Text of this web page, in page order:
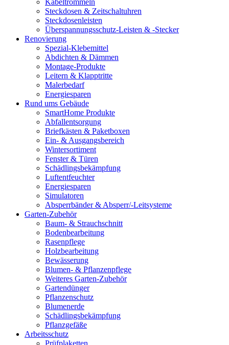
Kabeltrommeln
Steckdosen & Zeitschaltuhren
Steckdosenleisten
Überspannungsschutz-Leisten & -Stecker
Renovierung
Spezial-Klebemittel
Abdichten & Dämmen
Montage-Produkte
Leitern & Klapptritte
Malerbedarf
Energiesparen
Rund ums Gebäude
SmartHome Produkte
Abfallentsorgung
Briefkästen & Paketboxen
Ein- & Ausgangsbereich
Wintersortiment
Fenster & Türen
Schädlingsbekämpfung
Luftentfeuchter
Energiesparen
Simulatoren
Absperrbänder & Absperr/-Leitsysteme
Garten-Zubehör
Baum- & Strauchschnitt
Bodenbearbeitung
Rasenpflege
Holzbearbeitung
Bewässerung
Blumen- & Pflanzenpflege
Weiteres Garten-Zubehör
Gartendünger
Pflanzenschutz
Blumenerde
Schädlingsbekämpfung
Pflanzgefäße
Arbeitsschutz
Prüfplaketten